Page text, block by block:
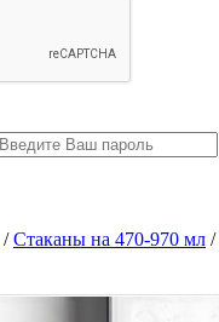
/Стаканы на 470-970 мл /